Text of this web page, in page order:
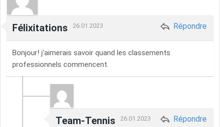
Félixitations 26.01.2023 Répondre
Bonjour! j'aimerais savoir quand les classements
professionnels commencent.
Team-Tennis 26.01.2023 Répondre